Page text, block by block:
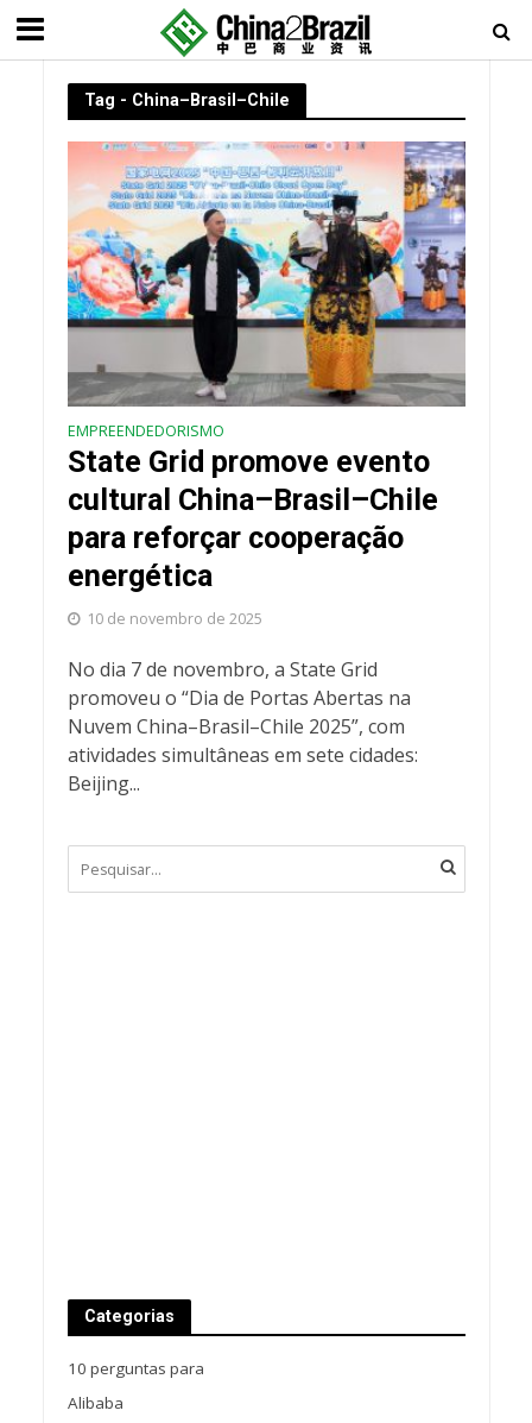
Tag - China–Brasil–Chile
EMPREENDEDORISMO
State Grid promove evento
cultural China–Brasil–Chile
para reforçar cooperação
energética
10 de novembro de 2025
No dia 7 de novembro, a State Grid
promoveu o “Dia de Portas Abertas na
Nuvem China–Brasil–Chile 2025”, com
atividades simultâneas em sete cidades:
Beijing...
Categorias
10 perguntas para
Alibaba